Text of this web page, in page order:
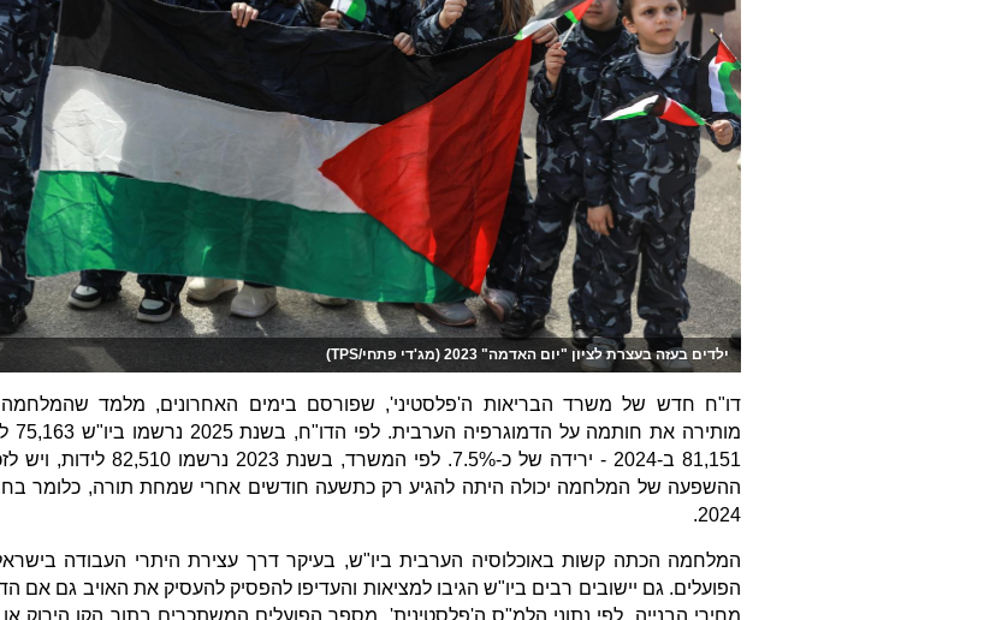
ילדים בעזה בעצרת לציון "יום האדמה" 2023 (מג'די פתחי/TPS)
דו"ח חדש של משרד הבריאות ה'פלסטיני', שפורסם בימים האחרונים, מלמד
מותירה את
81,151 ב-2024 - ירידה של כ-7.5%. לפי המשרד,
ההשפעה של המלחמה יכולה היתה להגיע רק כתשעה חודשים אחרי שמחת תורה, כלומר
2024.
המלחמה הכתה קשות באוכלוסיה הערבית ביו"ש, בעיקר דרך עצירת היתרי העבודה
הפועלים. גם יישובים רבים ביו"ש הגיבו למציאות והעדיפו להפסיק להעסיק את האויב גם אם
מחירי הבנייה. לפי נתוני הלמ"ס ה'פלסטינית', מספר הפועלים המשתכרים בתוך הקו הירוק או